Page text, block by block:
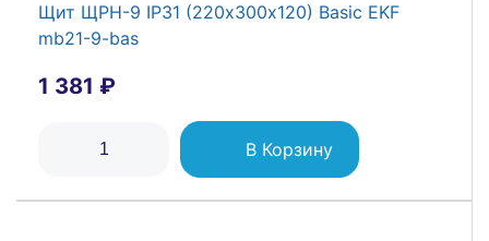
Щит ЩРН-9 IP31 (220х300х120) Basic EKF
mb21-9-bas
1 381 ₽
В Корзину